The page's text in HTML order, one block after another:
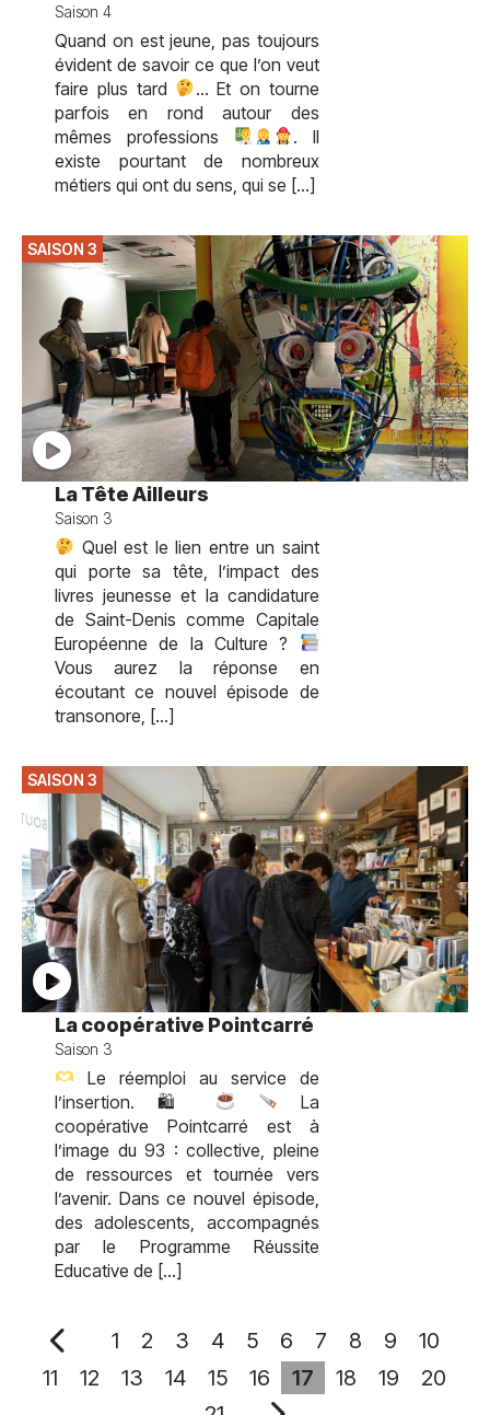
Saison 4
Quand on est jeune, pas toujours
évident de savoir ce que l’on veut
faire plus tard
… Et on tourne
parfois en rond autour des
mêmes professions
. Il
existe pourtant de nombreux
métiers qui ont du sens, qui se […]
SAISON 3
La Tête Ailleurs
Saison 3
Quel est le lien entre un saint
qui porte sa tête, l’impact des
livres jeunesse et la candidature
de Saint-Denis comme Capitale
Européenne de la Culture ?
Vous aurez la réponse en
écoutant ce nouvel épisode de
transonore, […]
SAISON 3
La coopérative Pointcarré
Saison 3
Le réemploi au service de
l’insertion. 🛍
La
coopérative Pointcarré est à
l’image du 93 : collective, pleine
de ressources et tournée vers
l’avenir. Dans ce nouvel épisode,
des adolescents, accompagnés
par le Programme Réussite
Educative de […]
1 2 3 4 5 6 7 8 9
10
11
12 13 14 15 16 17 18 19
20